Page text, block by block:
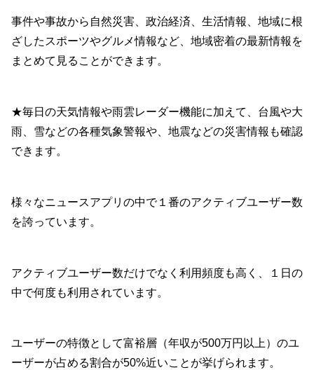
事件や事故から自然災害、政治経済、生活情報、地域に根
ざしたスポーツやグルメ情報など、地域密着の最新情報を
まとめて見ることができます。
★毎日の天気情報や雨雲レーダー機能に加えて、台風や大
雨、雪などの各種気象警報や、地震などの災害情報も確認
できます。
様々なニュースアプリの中で１番のアクティブユーザー数
を誇っています。
アクティブユーザー数だけでなく利用頻度も高く、１日の
中で何度も利用されています。
ユーザーの特徴として富裕層（年収が500万円以上）のユ
ーザーが占める割合が50%近いことが挙げられます。